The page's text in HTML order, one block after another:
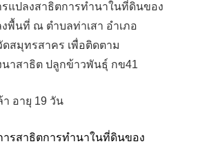
รแปลงสาธิตการทำนาในที่ดินของ
พื้นที่ ณ ตำบลท่าเสา อำเภอ
สมุทรสาคร เพื่อติดตาม
าสาธิต ปลูกข้าวพันธุ์ กข41
อายุ 19 วัน
ารสาธิตการทำนาในที่ดินของ